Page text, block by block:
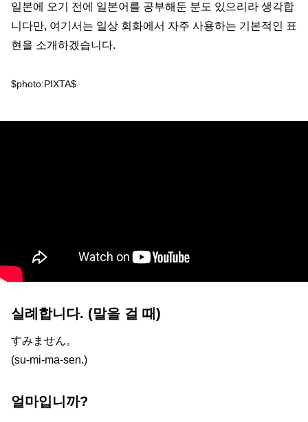
일본에 오기 전에 일본어를 공부해둔 분도 있으리라 생각합
니다만, 여기서는 일상 회화에서 자주 사용하는 기본적인 표
현을 소개하겠습니다.
$photo:PIXTA$
실례합니다. (말을 걸 때)
すみません。
(su-mi-ma-sen.)
얼마입니까?